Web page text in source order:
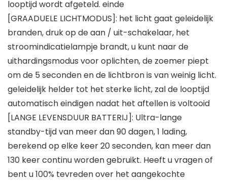
looptijd wordt afgeteld. einde
[GRAADUELE LICHTMODUS]: het licht gaat geleidelijk
branden, druk op de aan / uit-schakelaar, het
stroomindicatielampje brandt, u kunt naar de
uithardingsmodus voor oplichten, de zoemer piept
om de 5 seconden en de lichtbron is van weinig licht.
geleidelijk helder tot het sterke licht, zal de looptijd
automatisch eindigen nadat het aftellen is voltooid
[LANGE LEVENSDUUR BATTERIJ]: Ultra-lange
standby-tijd van meer dan 90 dagen, 1 lading,
berekend op elke keer 20 seconden, kan meer dan
130 keer continu worden gebruikt. Heeft u vragen of
bent u 100% tevreden over het aangekochte